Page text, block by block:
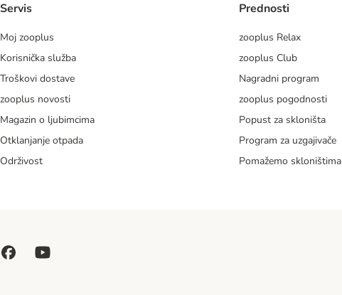
Servis
Moj zooplus
Korisnička služba
Troškovi dostave
zooplus novosti
Magazin o ljubimcima
Otklanjanje otpada
Održivost
Prednosti
zooplus Relax
zooplus Club
Nagradni program
zooplus pogodnosti
Popust za skloništa
Program za uzgajivače
Pomažemo skloništima